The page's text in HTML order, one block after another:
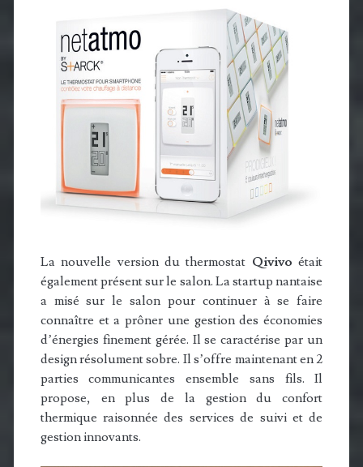
La nouvelle version du thermostat Qivivo était
également présent sur le salon. La startup nantaise
a misé sur le salon pour continuer à se faire
connaître et a prôner une gestion des économies
d’énergies finement gérée. Il se caractérise par un
design résolument sobre. Il s’offre maintenant en 2
parties communicantes ensemble sans fils. Il
propose, en plus de la gestion du confort
thermique raisonnée des services de suivi et de
gestion innovants.